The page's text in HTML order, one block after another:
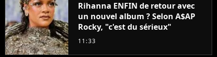
Rihanna ENFIN de retour avec
un nouvel album ? Selon A$AP
Rocky, "c'est du sérieux"
11:33